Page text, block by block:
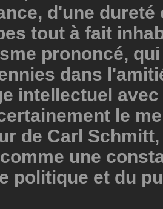
d'une dureté
tout à fait
prononcé,
dans
intellectuel
le
de Carl
une
politique et du